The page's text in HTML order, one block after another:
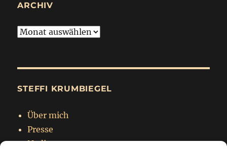
ARCHIV
Archiv
STEFFI KRUMBIEGEL
Über mich
Presse
Nadja